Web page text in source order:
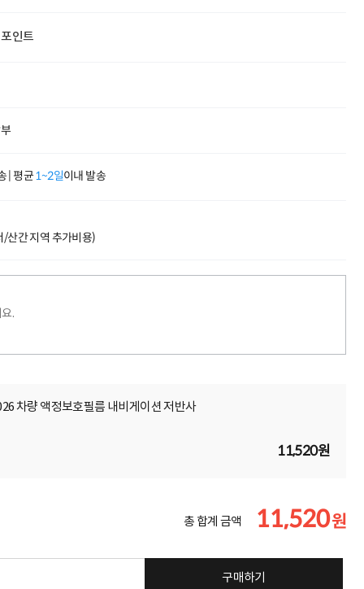
포인트
| 평균1~2일이내 발송
/산간 지역 추가비용)
.
차량 액정보호필름 내비게이션 저반사
11,520원
총 합계 금액 11,520원
구매하기